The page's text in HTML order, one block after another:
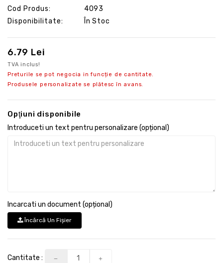
Cod Produs:
4093
Disponibilitate:
În Stoc
6.79 Lei
TVA inclus!
Preturile se pot negocia in funcție de cantitate.
Produsele personalizate se plătesc în avans.
Opţiuni disponibile
Introduceti un text pentru personalizare (opțional)
Incarcati un document (opțional)
Încărcă Un Fişier
Cantitate :